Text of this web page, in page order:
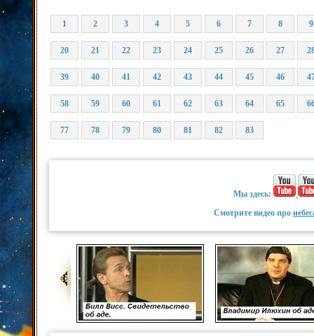
1 2 3 4 5 6 7 8 9
20 21 22 23 24 25 26 27
39 40 41 42 43 44 45 46
58 59 60 61 62 63 64 65
77 78 79 80 81 82 83
Мы здесь:
Смотрите видео про